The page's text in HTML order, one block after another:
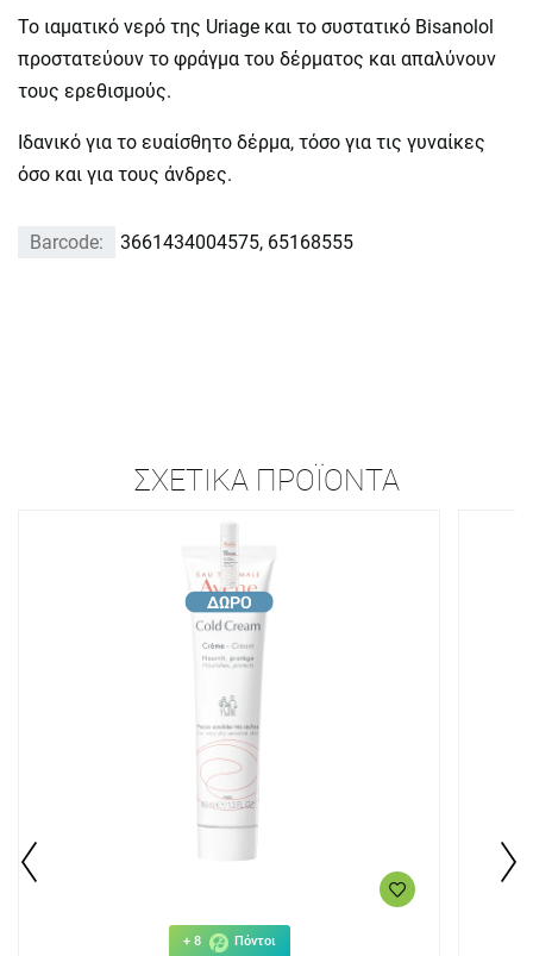
Το ιαματικό νερό της Uriage και το συστατικό Bisanolol
προστατεύουν το φράγμα του δέρματος και απαλύνουν
τους ερεθισμούς.
Ιδανικό για το ευαίσθητο δέρμα, τόσο για τις γυναίκες
όσο και για τους άνδρες.
Barcode: 3661434004575, 65168555
ΣΧΕΤΙΚΆ ΠΡΟΪΌΝΤΑ
+ 8 Πόντοι